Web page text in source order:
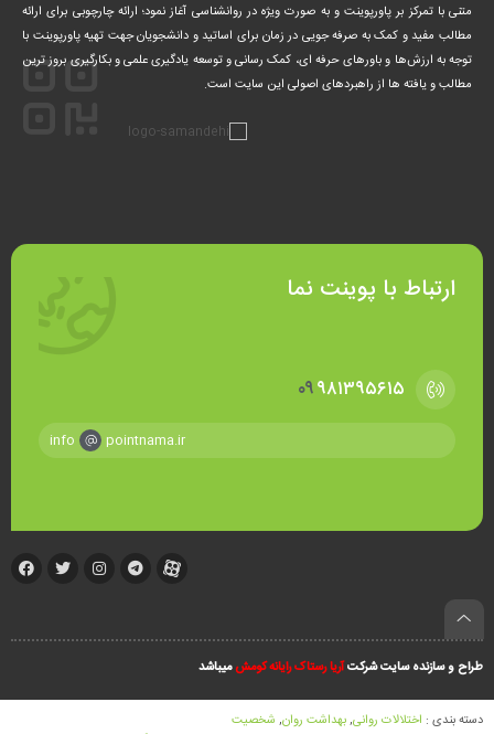
متنی با تمرکز بر پاورپوینت و به صورت ویژه در روانشناسی آغاز نمود؛ ارائه چارچوبی برای ارائه
مطالب مفید و کمک‌ به صرفه جویی در زمان برای اساتید و دانشجویان جهت تهیه پاورپوینت با
توجه به ارزش‌ها و باورهای حرفه ای، کمک‌ رسانی و توسعه یادگیری علمی و بکارگیری بروز ترین
مطالب و یافته ها از راهبردهای اصولی این سایت است.
ارتباط با پوینت نما
۰۹۹۸۱۳۹۵۶۱۵
info pointnama.ir
طراح و سازنده سایت شرکتآریا رستاک رایانه کومشمیباشد
دسته بندی : اختلالات روانی,بهداشت روان, شخصیت